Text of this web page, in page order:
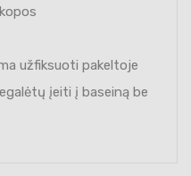
užfiksuoti pakeltoje
įeiti į baseiną be